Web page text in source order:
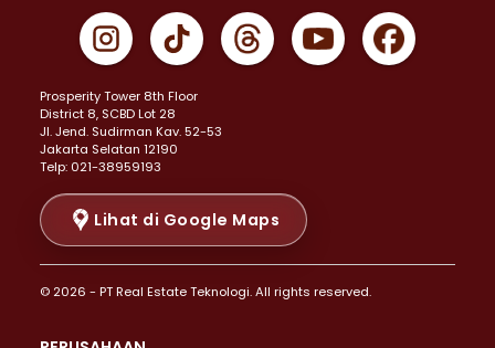
Properti Dijual di Gambir >
Properti Dijual di Johar Baru >
Properti Dijual di Menteng >
Properti Dijual di Senen >
Properti Dijual di Tanah Abang >
Properti Dijual di Cikini >
Properti Dijual di Kramat >
Properti Dijual di Pasar Baru >
Properti Dijual di Bendungan Hilir >
Properti Dijual di Jakarta Selatan >
Prosperity Tower 8th Floor
District 8, SCBD Lot 28
JI. Jend. Sudirman Kav. 52-53
Jakarta Selatan 12190
Telp: 021-38959193
Lihat di Google Maps
© 2026 - PT Real Estate Teknologi. All rights reserved.